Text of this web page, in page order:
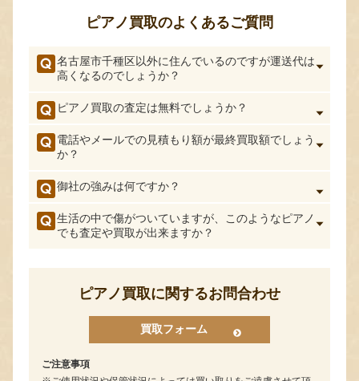
ピアノ買取のよくあるご質問
名古屋市千種区以外に住んでいるのですが運送代は
高くなるのでしょうか？
ピアノ買取の査定は無料でしょうか？
電話やメールでの見積もり額が最終買取額でしょう
か？
御社の強みは何ですか？
生活の中で傷がついていますが、このようなピアノ
でも査定や買取が出来ますか？
ピアノ買取に関するお問合わせ
買取フォーム
ご注意事項